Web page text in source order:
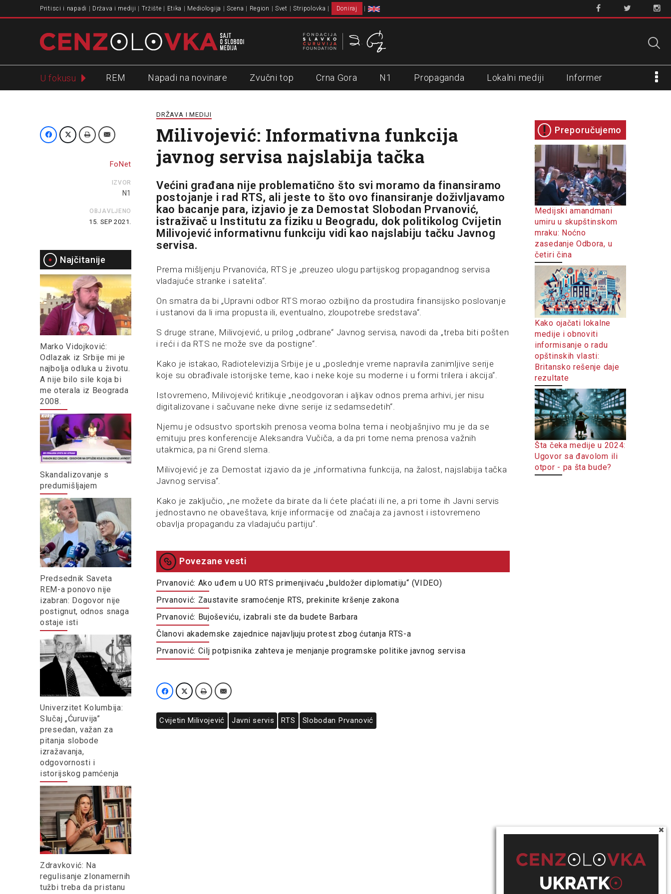
Pritisci i napadi Država i mediji Tržište Etika Mediologija Scena Region Svet Stripolovka Doniraj
U fokusu REM Napadi na novinare Zvučni top Crna Gora N1 Propaganda Lokalni mediji Informer
FoNet
IZVOR
N1
OBJAVLJENO
15. SEP 2021.
Najčitanije
Marko Vidojković:
Odlazak iz Srbije mi je
najbolja odluka u životu.
A nije bilo sile koja bi
me oterala iz Beograda
2008.
Skandalizovanje s
predumišljajem
Predsednik Saveta
REM-a ponovo nije
izabran: Dogovor nije
postignut, odnos snaga
ostaje isti
Univerzitet Kolumbija:
Slučaj „Ćuruvija”
presedan, važan za
pitanja slobode
izražavanja,
odgovornosti i
istorijskog pamćenja
Zdravković: Na
regulisanje zlonamernih
tužbi treba da pristanu
DRŽAVA I MEDIJI
Milivojević: Informativna funkcija
javnog servisa najslabija tačka
Većini građana nije problematično što svi moramo da finansiramo
postojanje i rad RTS, ali jeste to što ovo finansiranje doživljavamo
kao bacanje para, izjavio je za Demostat Slobodan Prvanović,
istraživač u Institutu za fiziku u Beogradu, dok politikolog Cvijetin
Milivojević informativnu funkciju vidi kao najslabiju tačku Javnog
servisa.
Prema mišljenju Prvanovića, RTS je „preuzeo ulogu partijskog propagandnog servisa
vladajuće stranke i satelita“.
On smatra da bi „Upravni odbor RTS morao ozbiljno da prostudira finansijsko poslovanje
i ustanovi da li ima propusta ili, eventualno, zloupotrebe sredstava“.
S druge strane, Milivojević, u prilog „odbrane“ Javnog servisa, navodi da „treba biti pošten
i reći i da RTS ne može sve da postigne“.
Kako je istakao, Radiotelevizija Srbije je u „poslednje vreme napravila zanimljive serije
koje su obrađivale istorijske teme, kao i neke koje su moderne i u formi trilera i akcija“.
Istovremeno, Milivojević kritikuje „neodgovoran i aljkav odnos prema arhivi, jer nisu
digitalizovane i sačuvane neke divne serije iz sedamsedetih“.
Njemu je odsustvo sportskih prenosa veoma bolna tema i neobjašnjivo mu je da se
emituju pres konferencije Aleksandra Vučiča, a da pri tome nema prenosa važnih
utakmica, pa ni Grend slema.
Milivojević je za Demostat izjavio da je „informativna funkcija, na žalost, najslabija tačka
Javnog servisa“.
Kako je zaključio, „ne možete da birate da li ćete plaćati ili ne, a pri tome ih Javni servis
jednostavno ne obaveštava, krije informacije od značaja za javnost i istovremeno
obavlja propagandu za vladajuću partiju“.
Povezane vesti
Prvanović: Ako uđem u UO RTS primenjivaću „buldožer diplomatiju“ (VIDEO)
Prvanović: Zaustavite sramoćenje RTS, prekinite kršenje zakona
Prvanović: Bujoševiću, izabrali ste da budete Barbara
Članovi akademske zajednice najavljuju protest zbog ćutanja RTS-a
Prvanović: Cilj potpisnika zahteva je menjanje programske politike javnog servisa
Cvijetin Milivojević Javni servis RTS Slobodan Prvanović
Preporučujemo
Medijski amandmani
umiru u skupštinskom
mraku: Noćno
zasedanje Odbora, u
četiri čina
Kako ojačati lokalne
medije i obnoviti
informisanje o radu
opštinskih vlasti:
Britansko rešenje daje
rezultate
Šta čeka medije u 2024:
Ugovor sa đavolom ili
otpor - pa šta bude?